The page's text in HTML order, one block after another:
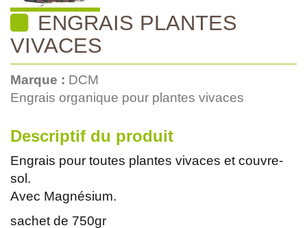
ENGRAIS PLANTES
VIVACES
Marque : DCM
Engrais organique pour plantes vivaces
Descriptif du produit
Engrais pour toutes plantes vivaces et couvre-
sol.
Avec Magnésium.
sachet de 750gr